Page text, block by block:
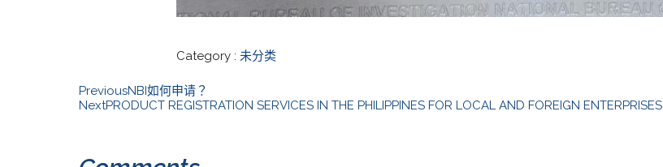
Category : 未分类
PreviousNBI如何申请？
NextPRODUCT REGISTRATION SERVICES IN THE PHILIPPINES FOR LOCAL AND FOREIGN ENTERPRISES